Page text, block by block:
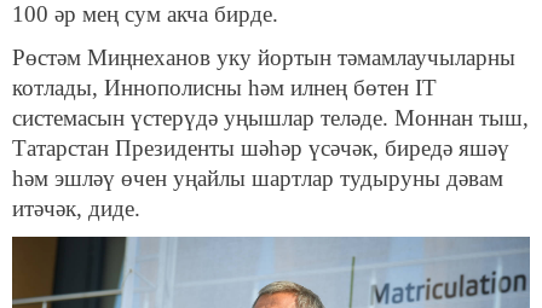
100 әр мең сум акча бирде.
Рөстәм Миңнеханов уку йортын тәмамлаучыларны
котлады, Иннополисны һәм илнең бөтен IТ
системасын үстерүдә уңышлар теләде. Моннан тыш,
Татарстан Президенты шәһәр үсәчәк, биредә яшәү
һәм эшләү өчен уңайлы шартлар тудыруны дәвам
итәчәк, диде.